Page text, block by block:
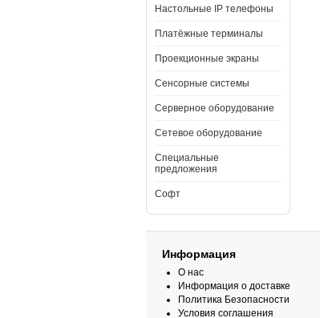
Настольные IP телефоны
Платёжные терминалы
Проекционные экраны
Сенсорные системы
Серверное оборудование
Сетевое оборудование
Специальные
предложения
Cофт
Информация
О нас
Информация о доставке
Политика Безопасности
Условия соглашения